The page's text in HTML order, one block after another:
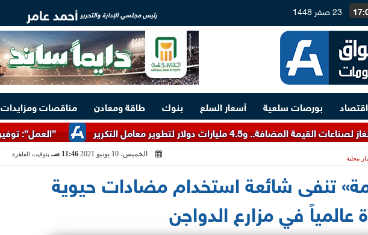
23 صفر 1448 رئيس مجلسي الإدارة والتحرير أحمد عامر
اقتصاد بورصات سلعية أسعار السلع بنوك طاقة ومعادن مناقصات ومزايدات
”العمل”: توفير 3070 فرصة عمل بمجموعة طلعت مصطفى لتطوير معامل التكرير
محلية
الخميس، 10 يونيو 2021 11:46 صـ بتوقيت القاهرة
تنفى شائعة استخدام مضادات حيوية
في مزارع الدواجن